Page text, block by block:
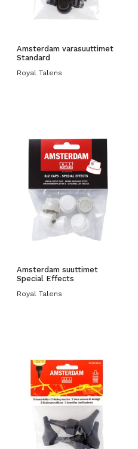
Amsterdam varasuuttimet
Standard
Royal Talens
Amsterdam suuttimet
Special Effects
Royal Talens